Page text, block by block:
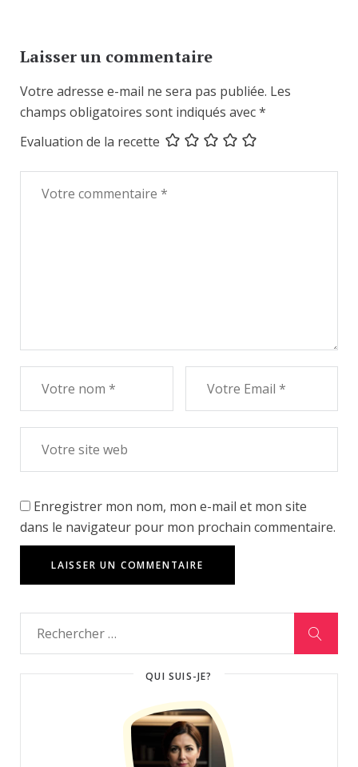
Laisser un commentaire
Votre adresse e-mail ne sera pas publiée. Les
champs obligatoires sont indiqués avec*
Evaluation de la recette
Enregistrer mon nom, mon e-mail et mon site
dans le navigateur pour mon prochain commentaire.
QUI SUIS-JE?